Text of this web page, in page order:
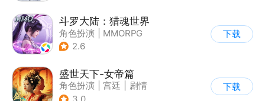
斗罗大陆：猎魂世界
角色扮演
MMORPG
| 奇幻
2.6
下载
盛世天下-女帝篇
角色扮演 宫廷
剧情
| 腾讯
下载